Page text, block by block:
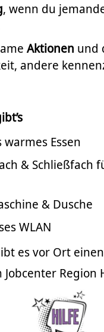
, wenn du
Aktionen und
andere
warmes Essen
& Schließfach
& Dusche
WLAN
es vor Ort
Region